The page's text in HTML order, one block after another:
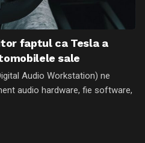
faptul ca Tesla a
sale
Audio Workstation) ne
audio hardware, fie software,